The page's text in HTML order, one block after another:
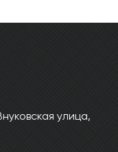
улица,